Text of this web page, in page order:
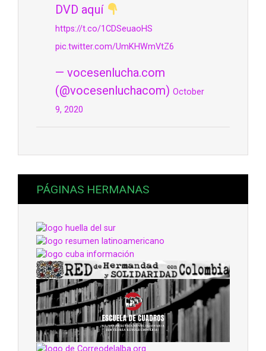
DVD aquí
https://t.co/1CDSeuaoHS
pic.twitter.com/UmKHWmVtZ6
— vocesenlucha.com
(@vocesenluchacom) October
9, 2020
PÁGINAS HERMANAS